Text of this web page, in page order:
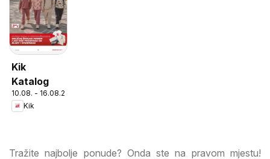
Kik
Katalog
10.08. - 16.08.2026
Kik
Tražite najbolje ponude? Onda ste na pravom mjestu!